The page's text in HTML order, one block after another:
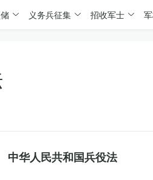
义务兵征集 招收军士
中华人民共和国兵役法